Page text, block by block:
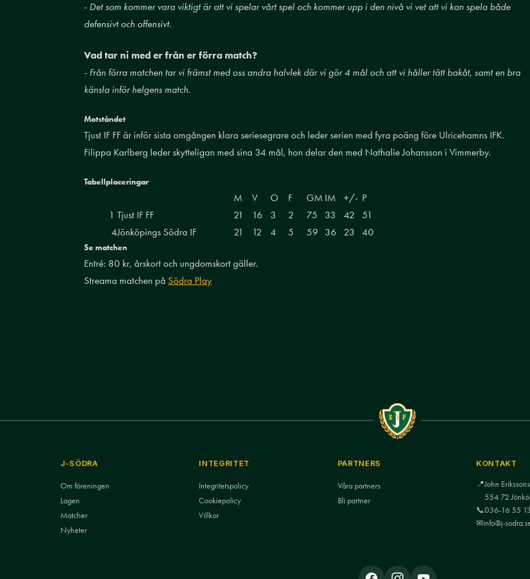
- Det som kommer vara viktigt är att vi spelar vårt spel och kommer upp i den nivå vi vet att vi kan spela både
defensivt och offensivt.
Vad tar ni med er från er förra match?
- Från förra matchen tar vi främst med oss andra halvlek där vi gör 4 mål och att vi håller tätt bakåt, samt en bra
känsla inför helgens match.
Motståndet
Tjust IF FF är inför sista omgången klara seriesegrare och leder serien med fyra poäng före Ulricehamns IFK.
Filippa Karlberg leder skytteligan med sina 34 mål, hon delar den med Nathalie Johansson i Vimmerby.
Tabellplaceringar
M V O F GM IM +/- P
1 Tjust IF FF 21 16 3 2 75 33 42
51
4Jönköpings Södra IF 21 12 4 5 59 36 23 40
Se matchen
Entré: 80 kr, årskort och ungdomskort gäller.
Streama matchen på Södra Play
J-SÖDRA
Om föreningen
Lagen
Matcher
Nyheter
INTEGRITET
Integritetspolicy
Cookiepolicy
Villkor
PARTNERS
Våra partners
Bli partner
KONTAKT
📍John
554 72
📞036-16 55
✉info@j-